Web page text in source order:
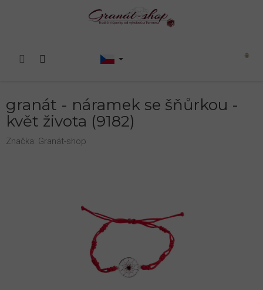
Nákupní
granát - náramek se šňůrkou -
květ života (9182)
Značka: Granát-shop